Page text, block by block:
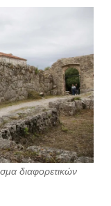
διαφορετικών